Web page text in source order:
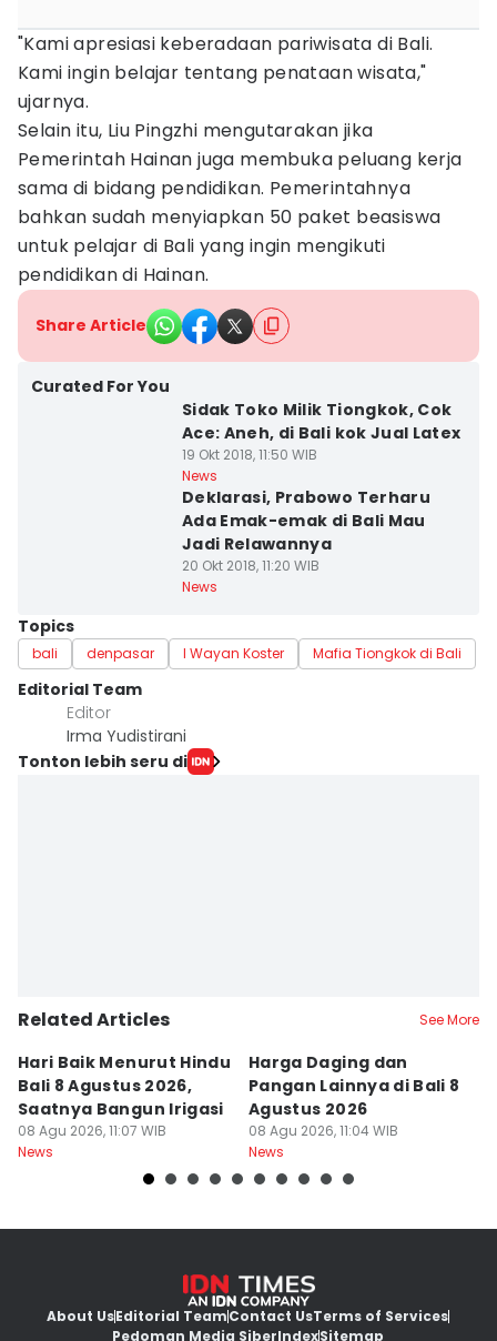
"Kami apresiasi keberadaan pariwisata di Bali.
Kami ingin belajar tentang penataan wisata,"
ujarnya.
Selain itu, Liu Pingzhi mengutarakan jika
Pemerintah Hainan juga membuka peluang kerja
sama di bidang pendidikan. Pemerintahnya
bahkan sudah menyiapkan 50 paket beasiswa
untuk pelajar di Bali yang ingin mengikuti
pendidikan di Hainan.
Share Article
Curated For You
Sidak Toko Milik Tiongkok, Cok
Ace: Aneh, di Bali kok Jual Latex
19 Okt 2018, 11:50 WIB
News
Deklarasi, Prabowo Terharu
Ada Emak-emak di Bali Mau
Jadi Relawannya
20 Okt 2018, 11:20 WIB
News
Topics
bali denpasar I Wayan Koster Mafia Tiongkok di Bali
Editorial Team
Editor
Irma Yudistirani
Tonton lebih seru di
Related Articles See More
Hari Baik Menurut Hindu
Bali 8 Agustus 2026,
Saatnya Bangun Irigasi
08 Agu 2026, 11:07 WIB
News
Harga Daging dan
Pangan Lainnya di Bali 8
Agustus 2026
08 Agu 2026, 11:04 WIB
News
About UsEditorial TeamContact UsTerms of Services
Pedoman Media SiberIndexSitemap